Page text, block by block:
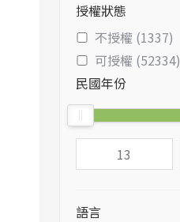
授權狀態
不授權 (1337)
可授權 (52334)
民國年份
語言